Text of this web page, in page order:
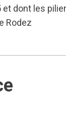
dont les
Rodez